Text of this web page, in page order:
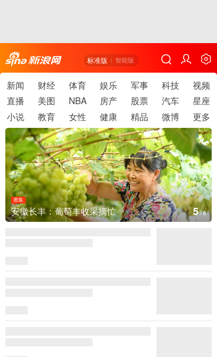
标准版 智能版
新闻 财经 体育 娱乐 军事 科技
视频
直播
美图 NBA 房产 股票 汽车
星座
小说
教育 女性 健康 精品 微博 更多
图集
湖北房县：路畅景美 6/6